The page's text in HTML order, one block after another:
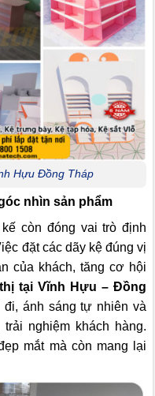
Hựu Đồng Tháp
nhìn sản phẩm
còn đóng vai trò định
đặt các dãy kệ đúng vị
của khách, tăng cơ hội
tại Vĩnh Hựu – Đồng
ánh sáng tự nhiên và
nghiệm khách hàng.
mắt mà còn mang lại